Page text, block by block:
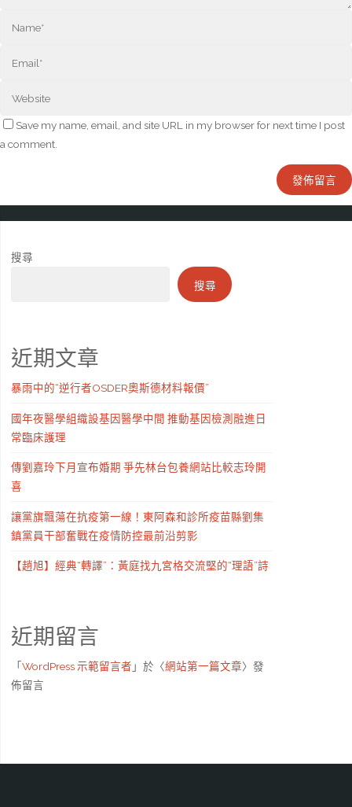
Save my name, email, and site URL in my browser for next time I post
a comment.
搜尋
搜尋
近期文章
暴雨中的“逆行者OSDER奧斯德材料報價”
國年夜醫學組織設基因醫學中間 推動基因檢測融進日
常臨床護理
傳劉嘉玲下月宣布婚期 爭先林台包養網站比較志玲開
喜
讓黨旗飄蕩在抗疫第一線！東阿森和診所疫苗縣劉集
鎮黨員干部奮戰在疫情防控最前沿剪影
【趙旭】經典“轉譯”：黃庭找九宮格交流堅的“理語”詩
近期留言
「WordPress 示範留言者 」於〈網站第一篇文章〉發
佈留言